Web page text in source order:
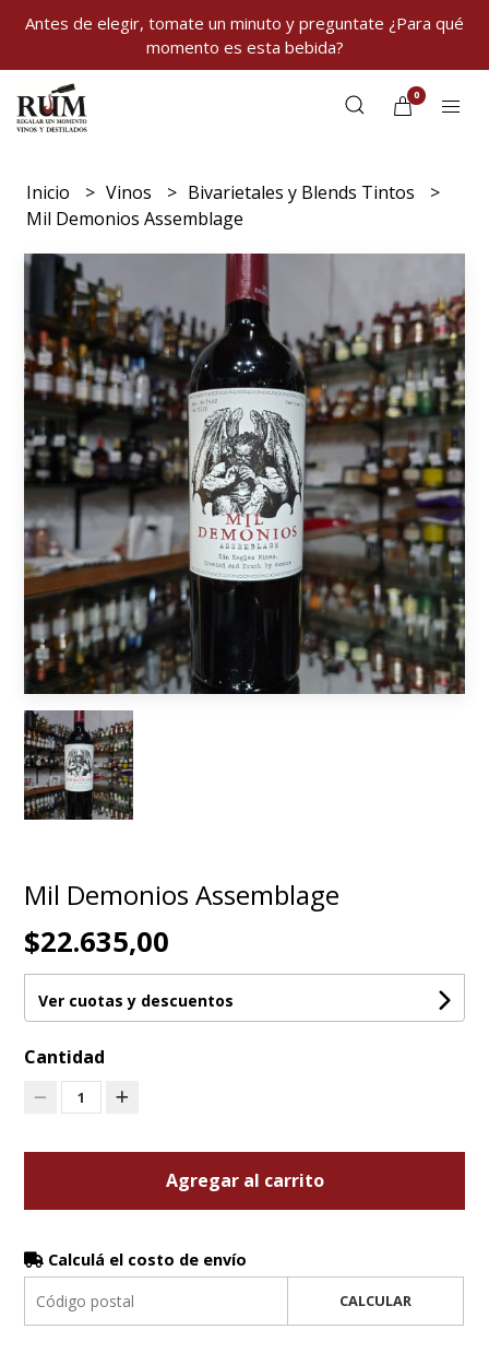
Antes de elegir, tomate un minuto y preguntate ¿Para qué
momento es esta bebida?
0
Inicio Vinos
Bivarietales y Blends Tintos
Mil Demonios Assemblage
Mil Demonios Assemblage
$22.635,00
Ver cuotas y descuentos
Cantidad
1
Agregar al carrito
Calculá el costo de envío
CALCULAR